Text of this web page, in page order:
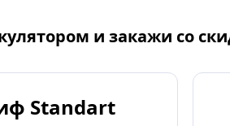
и закажи со
Standart